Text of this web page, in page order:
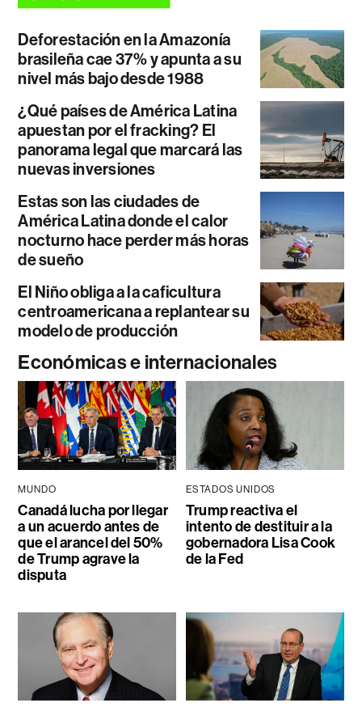
Deforestación en la Amazonía
brasileña cae 37% y apunta a su
nivel más bajo desde 1988
¿Qué países de América Latina
apuestan por el fracking? El
panorama legal que marcará las
nuevas inversiones
Estas son las ciudades de
América Latina donde el calor
nocturno hace perder más horas
de sueño
El Niño obliga a la caficultura
centroamericana a replantear su
modelo de producción
Económicas e internacionales
MUNDO
Canadá lucha por llegar
a un acuerdo antes de
que el arancel del 50%
de Trump agrave la
disputa
ESTADOS UNIDOS
Trump reactiva el
intento de destituir a la
gobernadora Lisa Cook
de la Fed